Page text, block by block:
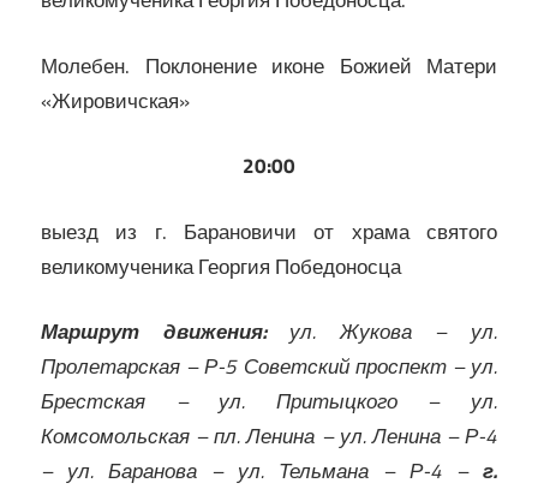
Молебен. Поклонение иконе Божией Матери
«Жировичская»
20:00
выезд из г. Барановичи от храма святого
великомученика Георгия Победоносца
Маршрут движения: ул. Жукова – ул.
Пролетарская – Р-5 Советский проспект – ул.
Брестская – ул. Притыцкого – ул.
Комсомольская – пл. Ленина – ул. Ленина – Р-4
– ул. Баранова – ул. Тельмана – Р-4 – г.